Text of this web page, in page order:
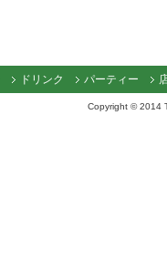
ドリンク パーティー
Copyright © 2014